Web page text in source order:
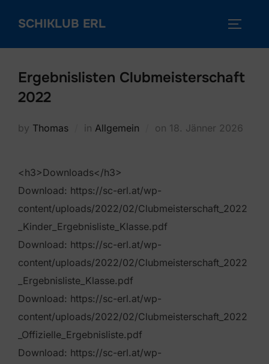
SCHIKLUB ERL
Ergebnislisten Clubmeisterschaft
2022
by Thomas in Allgemein on Posted
18. Jänner 2026
<h3>Downloads</h3>
Download: https://sc-erl.at/wp-
content/uploads/2022/02/Clubmeisterschaft_2022
_Kinder_Ergebnisliste_Klasse.pdf
Download: https://sc-erl.at/wp-
content/uploads/2022/02/Clubmeisterschaft_2022
_Ergebnisliste_Klasse.pdf
Download: https://sc-erl.at/wp-
content/uploads/2022/02/Clubmeisterschaft_2022
_Offizielle_Ergebnisliste.pdf
Download: https://sc-erl.at/wp-